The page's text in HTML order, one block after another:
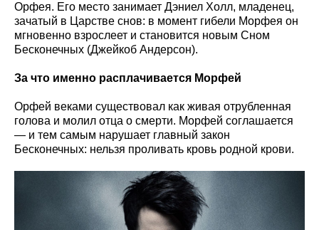
Орфея. Его место занимает Дэниел Холл, младенец,
зачатый в Царстве снов: в момент гибели Морфея он
мгновенно взрослеет и становится новым Сном
Бесконечных (Джейкоб Андерсон).
За что именно расплачивается Морфей
Орфей веками существовал как живая отрубленная
голова и молил отца о смерти. Морфей соглашается
— и тем самым нарушает главный закон
Бесконечных: нельзя проливать кровь родной крови.